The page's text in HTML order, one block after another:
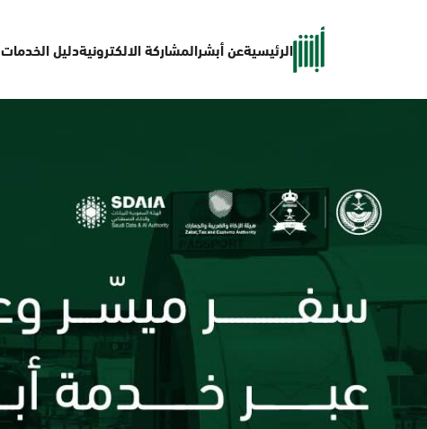
الرئيسيةعن أبشرالمشاركة الالكترونيةدليل الخدمات